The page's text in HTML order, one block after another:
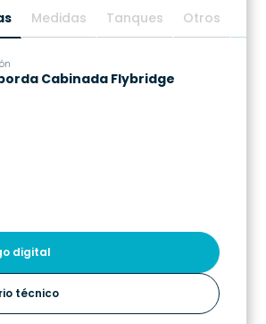
Medidas Tanques Otros
Cabinada Flybridge
digital
técnico